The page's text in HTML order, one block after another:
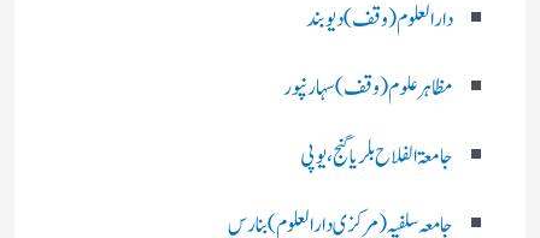
دارالعلوم (وقف)دیوبند
مظاہرعلوم (وقف)سہارنپور
جامعۃ الفلاح بلریاگنج،یوپی
جامعہ سلفیہ(مرکزی دارالعلوم )بنارس